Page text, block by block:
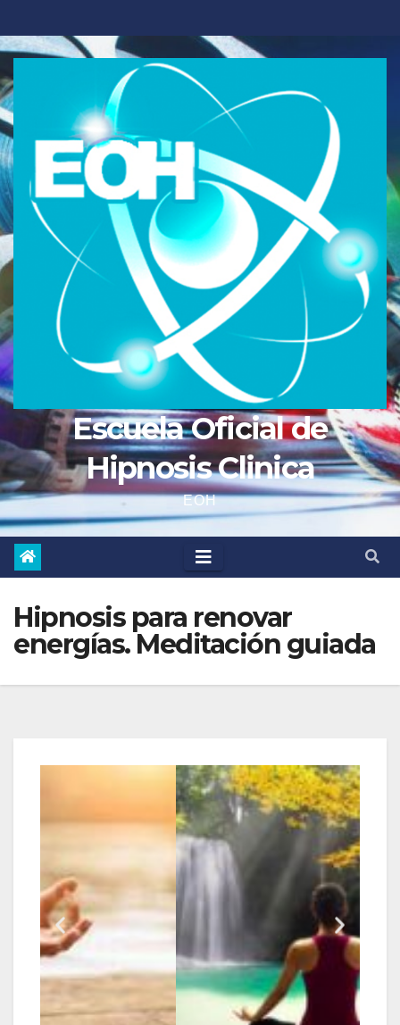
Escuela Oficial de
Hipnosis Clinica
EOH
Hipnosis para renovar
energías. Meditación guiada